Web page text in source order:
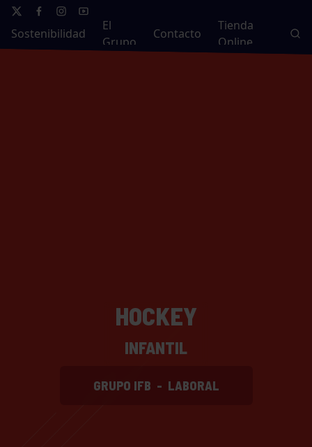
Sostenibilidad
El
Grupo
Contacto
Tienda
Online
HOCKEY
INFANTIL
GRUPO IFB - LABORAL